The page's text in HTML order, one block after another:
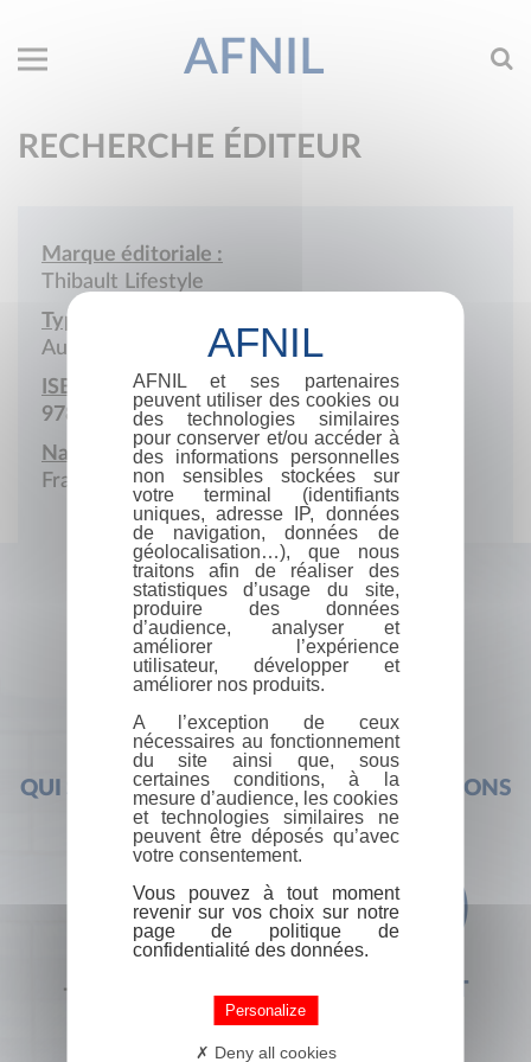
AFNIL
RECHERCHE ÉDITEUR
Marque éditoriale :
Thibault Lifestyle
Type de société :
Auto-édition
ISBN :
978-2-9585190
Nationalité :
France
QUI SOMMES-NOUS ? FOIRE AUX QUESTIONS
+33 (0) 1 44 41 29 19 CONTACT
AFNIL et ses partenaires
peuvent utiliser des cookies ou
des technologies similaires
pour conserver et/ou accéder à
des informations personnelles
non sensibles stockées sur
votre terminal (identifiants
uniques, adresse IP, données
de navigation, données de
géolocalisation…), que nous
traitons afin de réaliser des
statistiques d’usage du site,
produire des données
d’audience, analyser et
améliorer l’expérience
utilisateur, développer et
améliorer nos produits.
A l’exception de ceux
nécessaires au fonctionnement
du site ainsi que, sous
certaines conditions, à la
mesure d’audience, les cookies
et technologies similaires ne
peuvent être déposés qu’avec
votre consentement.
Vous pouvez à tout moment
revenir sur vos choix sur notre
page de politique de
confidentialité des données.
Personalize
Deny all cookies